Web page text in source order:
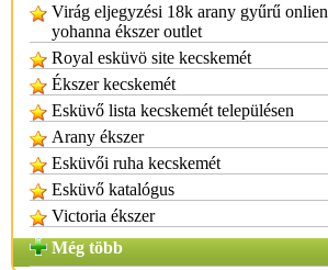
Virág eljegyzési 18k arany gyűrű onlien
yohanna ékszer outlet
Royal esküvö site kecskemét
Ékszer kecskemét
Esküvő lista kecskemét településen
Arany ékszer
Esküvői ruha kecskemét
Esküvő katalógus
Victoria ékszer
Még több